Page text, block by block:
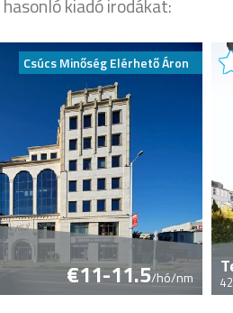
kiadó irodákat:
Csúcs Minőség Elérhető Áron
€11-11.5/hó/nm